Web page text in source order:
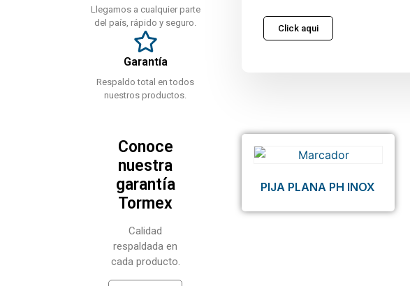
Llegamos a cualquier parte
del país, rápido y seguro.
Garantía
Respaldo total en todos
nuestros productos.
Conoce
nuestra
garantía
Tormex
Calidad
respaldada en
cada producto.
Click aqui
PIJA PLANA PH INOX